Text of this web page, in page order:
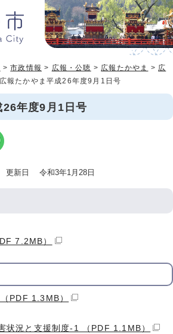
>市政情報 > 広報・公聴 > 広報たかやま > 広
報たかやま平成26年度9月1日号
年度9月1日号
更新日 令和3年1月28日
7.2MB）
PDF 1.3MB）
況と支援制度-1 （PDF 1.1MB）